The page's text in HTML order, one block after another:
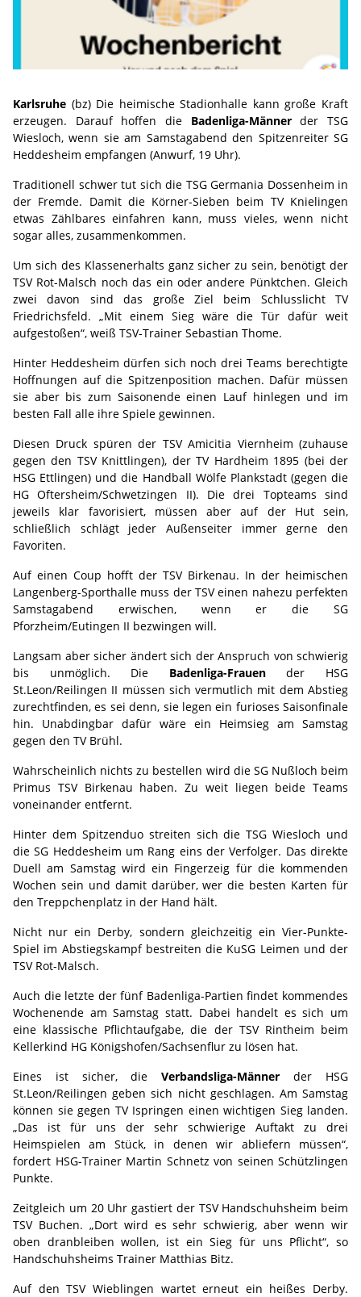
Karlsruhe (bz) Die heimische Stadionhalle kann große Kraft
erzeugen. Darauf hoffen die Badenliga-Männerder TSG
Wiesloch, wenn sie am Samstagabend den Spitzenreiter SG
Heddesheim empfangen (Anwurf, 19 Uhr).
Traditionell schwer tut sich die TSG Germania Dossenheim in
der Fremde. Damit die Körner-Sieben beim TV Knielingen
etwas Zählbares einfahren kann, muss vieles, wenn nicht
sogar alles, zusammenkommen.
Um sich des Klassenerhalts ganz sicher zu sein, benötigt der
TSV Rot-Malsch noch das ein oder andere Pünktchen. Gleich
zwei davon sind das große Ziel beim Schlusslicht TV
Friedrichsfeld. „Mit einem Sieg wäre die Tür dafür weit
aufgestoßen“, weiß TSV-Trainer Sebastian Thome.
Hinter Heddesheim dürfen sich noch drei Teams berechtigte
Hoffnungen auf die Spitzenposition machen. Dafür müssen
sie aber bis zum Saisonende einen Lauf hinlegen und im
besten Fall alle ihre Spiele gewinnen.
Diesen Druck spüren der TSV Amicitia Viernheim (zuhause
gegen den TSV Knittlingen), der TV Hardheim 1895 (bei der
HSG Ettlingen) und die Handball Wölfe Plankstadt (gegen die
HG Oftersheim/Schwetzingen II). Die drei Topteams sind
jeweils klar favorisiert, müssen aber auf der Hut sein,
schließlich schlägt jeder Außenseiter immer gerne den
Favoriten.
Auf einen Coup hofft der TSV Birkenau. In der heimischen
Langenberg-Sporthalle muss der TSV einen nahezu perfekten
Samstagabend erwischen, wenn er die SG
Pforzheim/Eutingen II bezwingen will.
Langsam aber sicher ändert sich der Anspruch von schwierig
bis unmöglich. Die Badenliga-Frauender HSG
St.Leon/Reilingen II müssen sich vermutlich mit dem Abstieg
zurechtfinden, es sei denn, sie legen ein furioses Saisonfinale
hin. Unabdingbar dafür wäre ein Heimsieg am Samstag
gegen den TV Brühl.
Wahrscheinlich nichts zu bestellen wird die SG Nußloch beim
Primus TSV Birkenau haben. Zu weit liegen beide Teams
voneinander entfernt.
Hinter dem Spitzenduo streiten sich die TSG Wiesloch und
die SG Heddesheim um Rang eins der Verfolger. Das direkte
Duell am Samstag wird ein Fingerzeig für die kommenden
Wochen sein und damit darüber, wer die besten Karten für
den Treppchenplatz in der Hand hält.
Nicht nur ein Derby, sondern gleichzeitig ein Vier-Punkte-
Spiel im Abstiegskampf bestreiten die KuSG Leimen und der
TSV Rot-Malsch.
Auch die letzte der fünf Badenliga-Partien findet kommendes
Wochenende am Samstag statt. Dabei handelt es sich um
eine klassische Pflichtaufgabe, die der TSV Rintheim beim
Kellerkind HG Königshofen/Sachsenflur zu lösen hat.
Eines ist sicher, dieVerbandsliga-Männer der HSG
St.Leon/Reilingen geben sich nicht geschlagen. Am Samstag
können sie gegen TV Ispringen einen wichtigen Sieg landen.
„Das ist für uns der sehr schwierige Auftakt zu drei
Heimspielen am Stück, in denen wir abliefern müssen“,
fordert HSG-Trainer Martin Schnetz von seinen Schützlingen
Punkte.
Zeitgleich um 20 Uhr gastiert der TSV Handschuhsheim beim
TSV Buchen. „Dort wird es sehr schwierig, aber wenn wir
oben dranbleiben wollen, ist ein Sieg für uns Pflicht“, so
Handschuhsheims Trainer Matthias Bitz.
Auf den TSV Wieblingen wartet erneut ein heißes Derby.